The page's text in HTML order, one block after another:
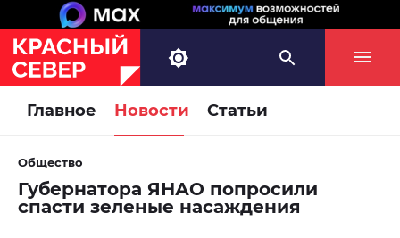
Главное Новости Статьи
Общество
Губернатора ЯНАО попросили
спасти зеленые насаждения